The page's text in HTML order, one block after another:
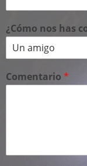
¿Cómo nos has
Comentario *